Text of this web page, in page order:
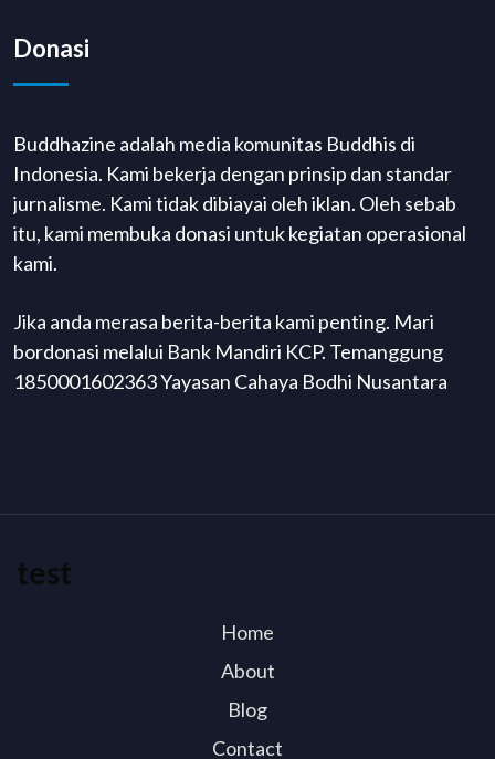
Donasi
Buddhazine adalah media komunitas Buddhis di
Indonesia. Kami bekerja dengan prinsip dan standar
jurnalisme. Kami tidak dibiayai oleh iklan. Oleh sebab
itu, kami membuka donasi untuk kegiatan operasional
kami.
Jika anda merasa berita-berita kami penting. Mari
bordonasi melalui Bank Mandiri KCP. Temanggung
1850001602363 Yayasan Cahaya Bodhi Nusantara
test
Home
About
Blog
Contact